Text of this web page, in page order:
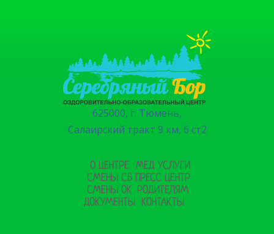
625000, г. Тюмень,
Салаирский тракт 9 км, 6 ст2
О ЦЕНТРЕ
СМЕНЫ СБ
СМЕНЫ ОК
ДОКУМЕНТЫ
МЕД УСЛУГИ
ПРЕСС ЦЕНТР
РОДИТЕЛЯМ
КОНТАКТЫ